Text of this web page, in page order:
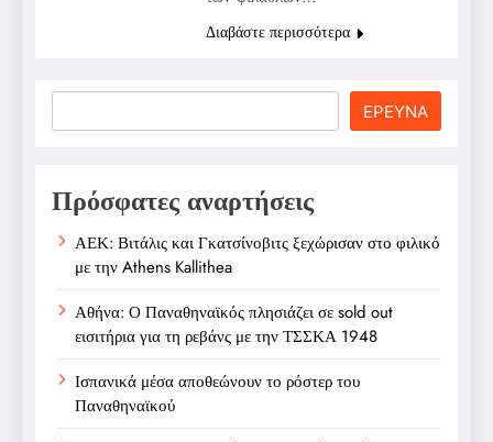
Διαβάστε περισσότερα
ΕΡΕΥΝΑ
Πρόσφατες αναρτήσεις
ΑΕΚ: Βιτάλις και Γκατσίνοβιτς ξεχώρισαν στο φιλικό
με την Athens Kallithea
Αθήνα: Ο Παναθηναϊκός πλησιάζει σε sold out
εισιτήρια για τη ρεβάνς με την ΤΣΣΚΑ 1948
Ισπανικά μέσα αποθεώνουν το ρόστερ του
Παναθηναϊκού